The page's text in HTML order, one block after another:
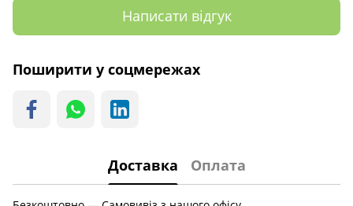
Написати відгук
Поширити у соцмережах
Доставка Оплата